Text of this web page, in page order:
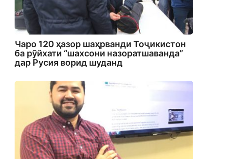
Чаро 120 ҳазор шаҳрванди Тоҷикистон
ба рӯйхати “шахсони назоратшаванда”
дар Русия ворид шуданд